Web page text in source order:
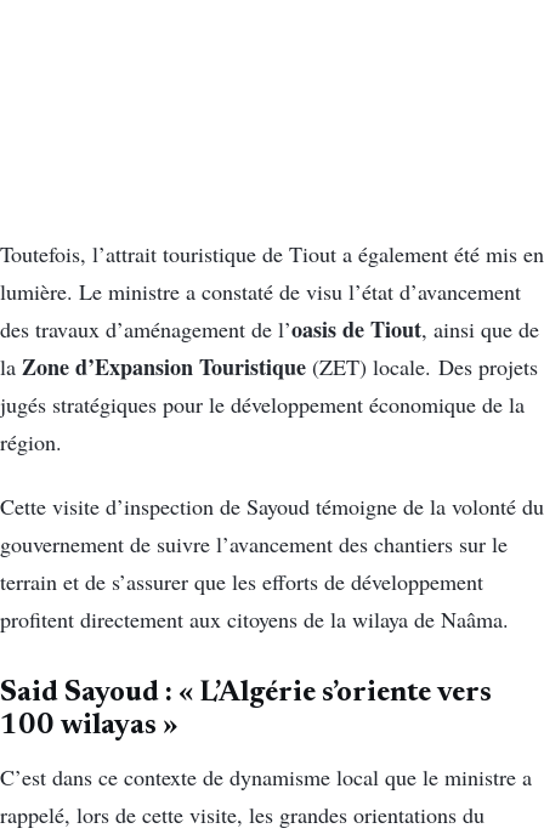
Toutefois, l’attrait touristique de Tiout a également été mis en
lumière. Le ministre a constaté de visu l’état d’avancement
des travaux d’aménagement de l’oasis de Tiout, ainsi que de
la Zone d’Expansion Touristique (ZET) locale. Des projets
jugés stratégiques pour le développement économique de la
région.
Cette visite d’inspection de Sayoud témoigne de la volonté du
gouvernement de suivre l’avancement des chantiers sur le
terrain et de s’assurer que les efforts de développement
profitent directement aux citoyens de la wilaya de Naâma.
Said Sayoud : « L’Algérie s’oriente vers
100 wilayas »
C’est dans ce contexte de dynamisme local que le ministre a
rappelé, lors de cette visite, les grandes orientations du